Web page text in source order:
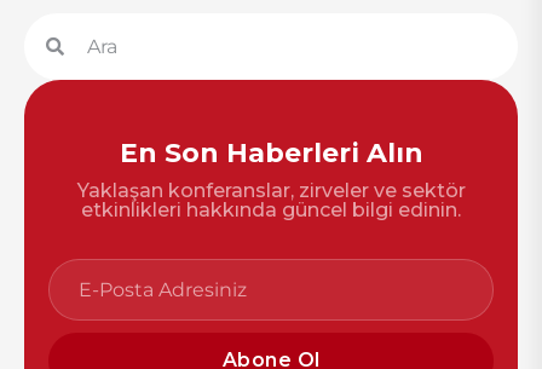
En Son Haberleri Alın
Yaklaşan konferanslar, zirveler ve sektör
etkinlikleri hakkında güncel bilgi edinin.
Abone Ol